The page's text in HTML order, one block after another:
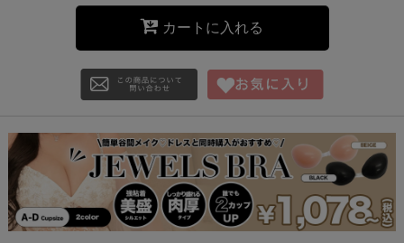
カートに入れる